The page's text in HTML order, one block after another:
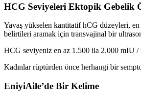
HCG Seviyeleri Ektopik Gebelik
Yavaş yükselen kantitatif hCG düzeyleri,
belirtileri aramak için transvajinal bir
HCG seviyeniz en az 1.500 ila 2.000 mIU /
Kadınlar rüptürden önce herhangi bir
EniyiAile’de Bir Kelime